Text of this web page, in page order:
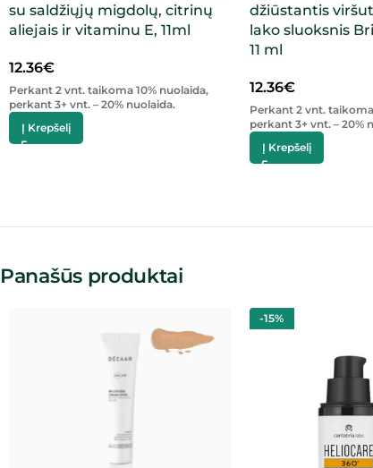
su saldžiųjų migdolų, citrinų
aliejais ir vitaminu E, 11ml
12.36€
Perkant 2 vnt. taikoma 10% nuolaida,
perkant 3+ vnt. – 20% nuolaida.
Į Krepšelį
džiūstantis
lako sluoksnis
11 ml
12.36€
Perkant 2 vnt.
perkant 3+ vnt. – 20%
Į Krepšelį
Panašūs produktai
-15%